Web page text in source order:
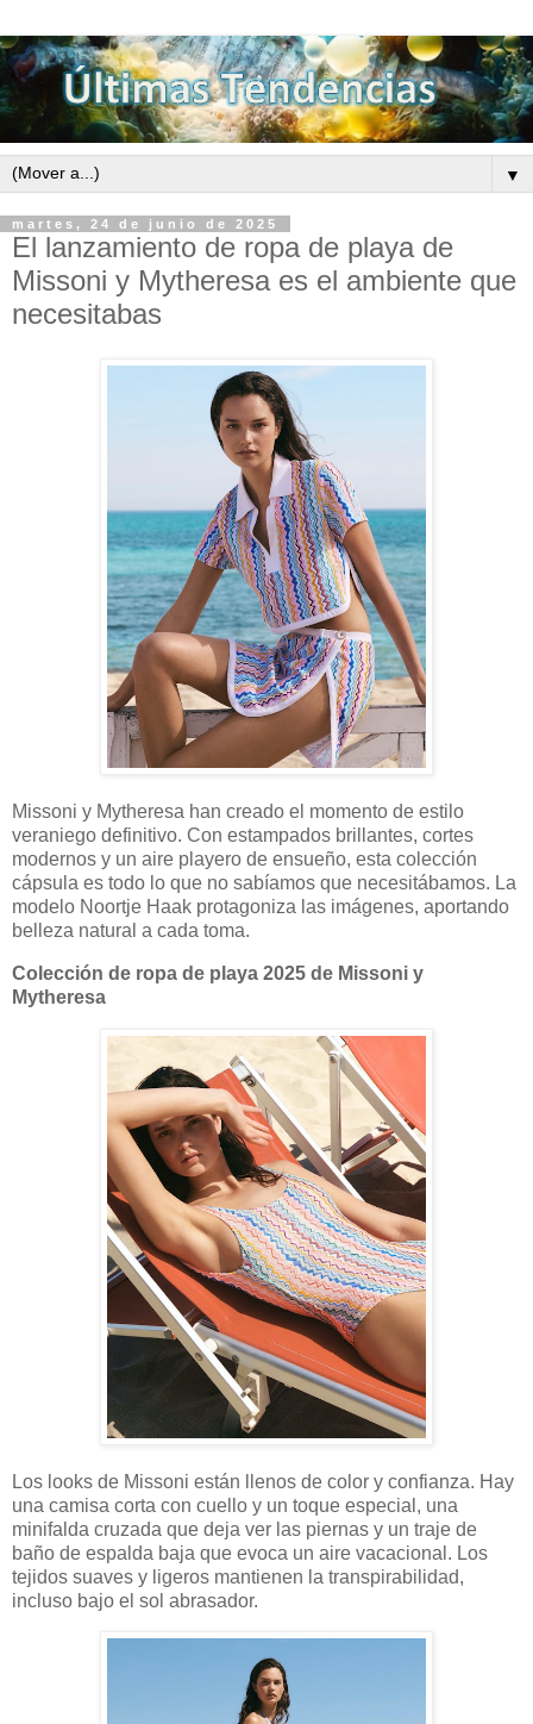
▼
martes, 24 de junio de 2025
El lanzamiento de ropa de playa de
Missoni y Mytheresa es el ambiente que
necesitabas
Missoni y Mytheresa han creado el momento de estilo
veraniego definitivo. Con estampados brillantes, cortes
modernos y un aire playero de ensueño, esta colección
cápsula es todo lo que no sabíamos que necesitábamos. La
modelo Noortje Haak protagoniza las imágenes, aportando
belleza natural a cada toma.
Colección de ropa de playa 2025 de Missoni y
Mytheresa
Los looks de Missoni están llenos de color y confianza. Hay
una camisa corta con cuello y un toque especial, una
minifalda cruzada que deja ver las piernas y un traje de
baño de espalda baja que evoca un aire vacacional. Los
tejidos suaves y ligeros mantienen la transpirabilidad,
incluso bajo el sol abrasador.